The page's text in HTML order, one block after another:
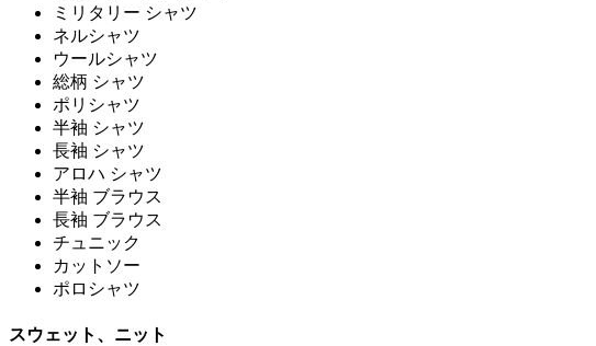
ミリタリー シャツ
ネルシャツ
ウールシャツ
総柄 シャツ
ポリシャツ
半袖 シャツ
長袖 シャツ
アロハ シャツ
半袖 ブラウス
長袖 ブラウス
チュニック
カットソー
ポロシャツ
スウェット、ニット